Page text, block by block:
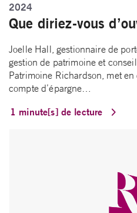
2024
Que diriez-vous
Joelle Hall, gestionnaire de
gestion de patrimoine et
Patrimoine Richardson, met
compte d’épargne…
1 minute[s] de lecture